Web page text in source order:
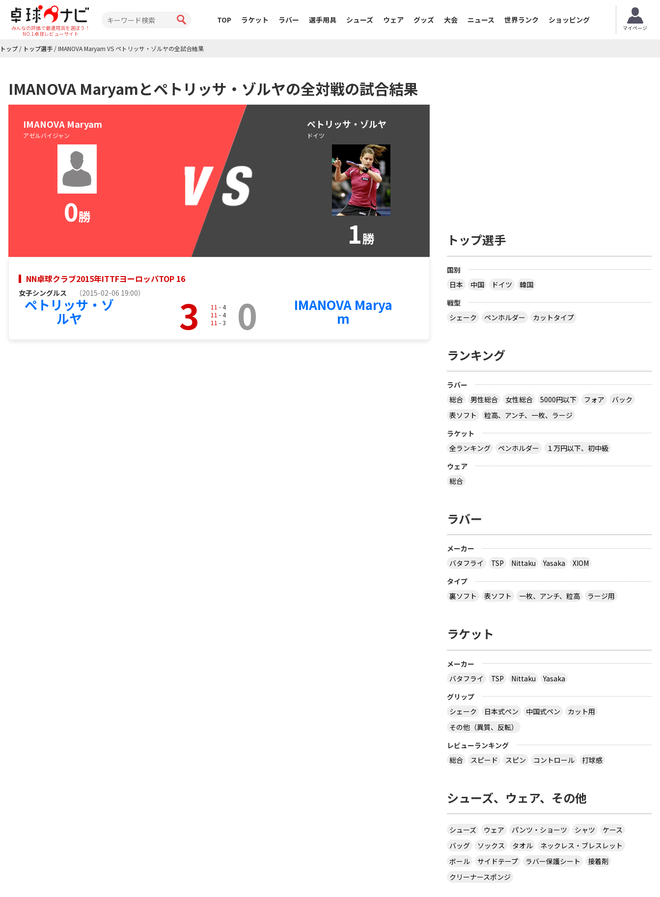
みんなの評価で最適用具を選ぼう！
NO.1卓球レビューサイト
TOP ラケット ラバー 選手用具 シューズ ウェア グッズ 大会 ニュース 世界ランク ショッピング
マイページ
トップ / トップ選手 /IMANOVA Maryam VS ペトリッサ・ゾルヤの全試合結果
IMANOVA Maryamとペトリッサ・ゾルヤの全対戦の試合結果
IMANOVA Maryam
アゼルバイジャン
0勝
ペトリッサ・ゾルヤ
ドイツ
1勝
NN卓球クラブ2015年ITTFヨーロッパTOP 16
女子シングルス （2015-02-06 19:00）
ペトリッサ・ゾ
ルヤ 3 11 - 4
11 - 4
11 - 3 0 IMANOVA Marya
m
トップ選手
国別
日本
中国 ドイツ
韓国
戦型
シェーク
ペンホルダー カットタイプ
ランキング
ラバー
総合
男性総合 女性総合 5000円以下 フォア
バック
表ソフト
粒高、アンチ、一枚、ラージ
ラケット
全ランキング
ペンホルダー
１万円以下、初中級
ウェア
総合
ラバー
メーカー
バタフライ
TSP Nittaku Yasaka
XIOM
タイプ
裏ソフト
表ソフト 一枚、アンチ、粒高 ラージ用
ラケット
メーカー
バタフライ
TSP Nittaku
Yasaka
グリップ
シェーク
日本式ペン 中国式ペン
カット用
その他（異質、反転）
レビューランキング
総合
スピード スピン コントロール 打球感
シューズ、ウェア、その他
シューズ ウェア パンツ・ショーツ シャツ
ケース
バッグ
ソックス タオル
ネックレス・ブレスレット
ボール
サイドテープ ラバー保護シート
接着剤
クリーナースポンジ